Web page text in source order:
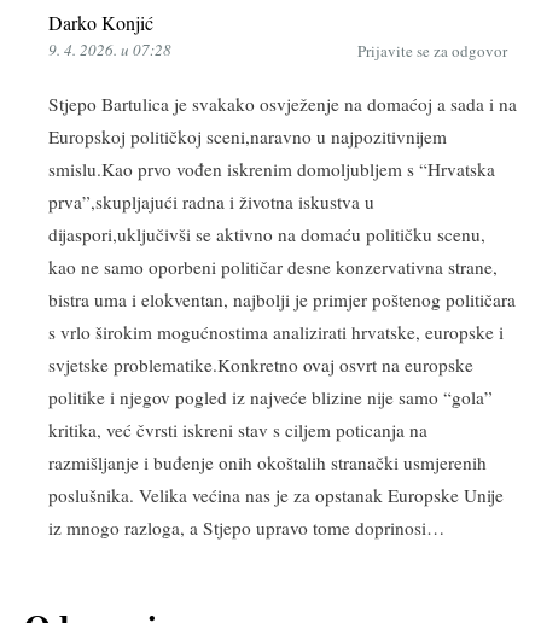
Darko Konjić
9. 4. 2026. u 07:28
Stjepo Bartulica je svakako osvježenje na domaćoj a sada i na
Europskoj političkoj sceni,naravno u najpozitivnijem
smislu.Kao prvo vođen iskrenim domoljubljem s “Hrvatska
prva”,skupljajući radna i životna iskustva u
dijaspori,uključivši se aktivno na domaću političku scenu,
kao ne samo oporbeni političar desne konzervativna strane,
bistra uma i elokventan, najbolji je primjer poštenog političara
s vrlo širokim mogućnostima analizirati hrvatske, europske i
svjetske problematike.Konkretno ovaj osvrt na europske
politike i njegov pogled iz najveće blizine nije samo “gola”
kritika, već čvrsti iskreni stav s ciljem poticanja na
razmišljanje i buđenje onih okoštalih stranački usmjerenih
poslušnika. Velika većina nas je za opstanak Europske Unije
iz mnogo razloga, a Stjepo upravo tome doprinosi…
Prijavite se za odgovor